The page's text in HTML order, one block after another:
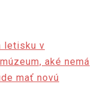
letisku v
aké nemá
mať novú